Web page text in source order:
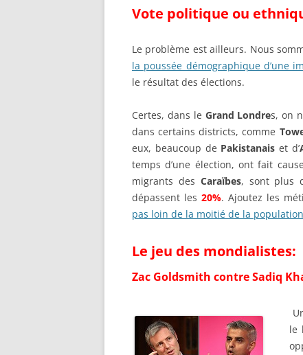
Vote politique ou
Le problème est ailleurs. Nous
la poussée démographique d’une
le résultat des élections.
Certes, dans le Grand Londres, on
dans certains districts, comme
eux, beaucoup de Pakistanais et d’
temps d’une élection, ont fait
migrants des Caraïbes, sont plus
dépassent les 20%. Ajoutez les
pas loin de la moitié de la
Le jeu des mondialistes:
Zac Goldsmith contre Sadiq
le